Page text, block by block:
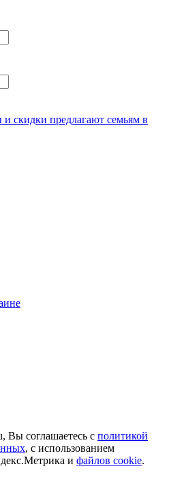
скидки предлагают семьям в
Вы соглашаетесь с политикой
, с использованием
и файлов cookie.